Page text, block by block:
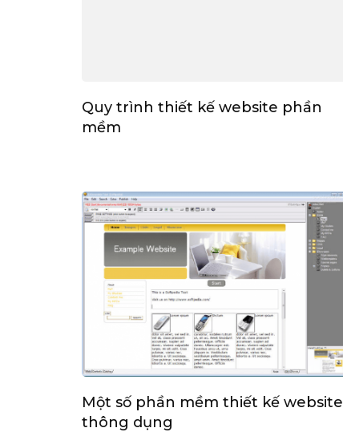
Quy trình thiết kế website phần
mềm
Một số phần mềm thiết kế website
thông dụng